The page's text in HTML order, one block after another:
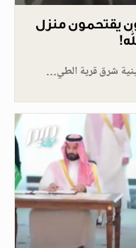
يقتحمون منزل
شرق قرية الطي…